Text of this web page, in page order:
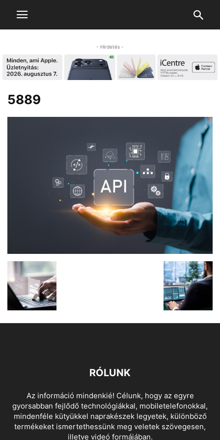
- Hirdetés -
5889
RÓLUNK
Az információ mindenkié! Célunk, hogy az egyre
gyorsabban fejlődő technológiákkal, mobiletelefonokkal,
mindenféle kütyükkel naprakészek legyetek, különböző
termékeket ismertethessünk meg veletek szövegesen,
illetve videó formájában.